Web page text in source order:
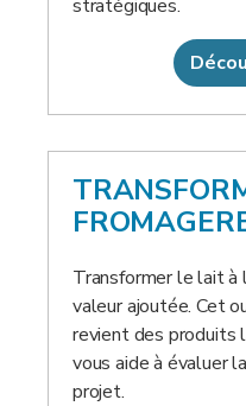
stratégiques.
Transformer le lait à
valeur ajoutée. Cet
revient des produits
vous aide à évaluer
projet.